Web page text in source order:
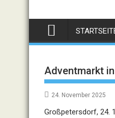
Adventmarkt
24. November 2025
Großpetersdorf, 24.